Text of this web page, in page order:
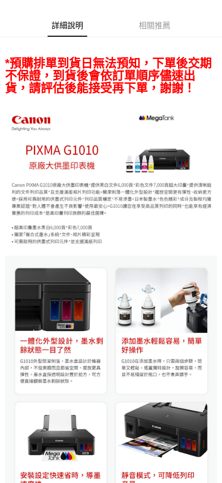
１．簡單：不需註冊會員、不需綁卡、不需儲值。
２．便利：只要手機號碼，簡訊認證，即可結帳。
３．安心：先確認商品／服務後，再付款。
結帳頁面，進行簡訊認證並確認金額後，即可完成結帳。
２．訂單成立數日內，您將收到繳費通知簡訊。
３．收到繳費通知簡訊後14天內，點擊此簡訊中的連結，可透過四大超商／
※ 請注意：結帳手續完成當下不需立刻繳費，但若您需要取消訂單，請聯絡
購買商品的店家。未經商家同意取消之訂單仍視為有效，需透過AFTEE先享
後付繳納相關費用。
是否繳費成功／繳費後需取消欲退款等相關疑問，請聯繫「AFTEE先享後付
客戶支援中心」https://netprotections.freshdesk.com/support/home
【注意事項】
易，需依本服務之必要範圍內提供個人資料，並將交易相關給付款項請求債
權轉讓予恩沛科技股份有限公司。
「AFTEE先享後付」，若未經同意申辦者引起之損失，本公司不負相關責
任。
４．使用「AFTEE先享後付」時，將依據個別帳號之用戶狀況，依本公司即
時審查核予不同之上限額度；若仍有額度不足之情形，本公司將視審查結果
請求用戶進行身份認證。
５．嚴禁一人註冊多個帳號或使用他人資訊註冊。若發現惡意使用之情形，
恩沛科技股份有限公司將有權停止該用戶之使用額度並採取法律行動。
運送方式
宅配
每筆NT$75，滿NT$399(含以上)免運費
免運費
詳細說明 相關推薦
*預購排單到貨日無法預知，下單後交期
不保證，到貨後會依訂單順序儘速出
貨，請評估後能接受再下單，謝謝！